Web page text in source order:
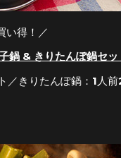
い得！／
鍋 & きりたんぽ鍋セッ
／きりたんぽ鍋：1人前